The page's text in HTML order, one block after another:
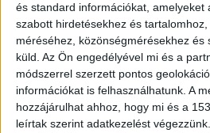
és standard információkat, amelyeket
szabott hirdetésekhez és
méréséhez, közönségmérésekhez és
küld. Az Ön engedélyével mi és a
módszerrel szerzett pontos
információkat is felhasználhatunk. A
hozzájárulhat ahhoz, hogy mi és a
leírtak szerint adatkezelést
Sokan nem tudják, miért